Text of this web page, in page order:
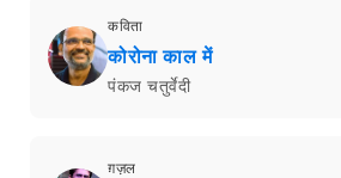
कविता
कोरोना काल में
पंकज चतुर्वेदी
ग़ज़ल